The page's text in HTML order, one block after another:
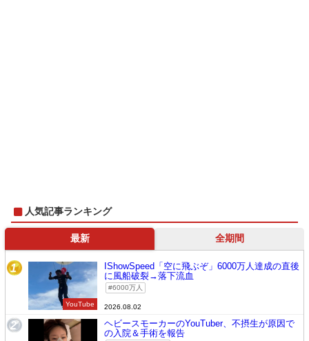
人気記事ランキング
最新 全期間
1
YouTube
IShowSpeed「空に飛ぶぞ」6000万人達成の直後
に風船破裂→落下流血
6000万人
2026.08.02
2
ヘビースモーカーのYouTuber、不摂生が原因で
の入院＆手術を報告